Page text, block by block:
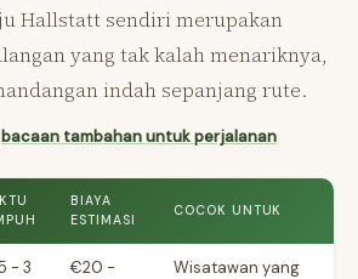
Hallstatt sendiri merupakan
yang tak kalah menariknya,
indah sepanjang rute.
bacaan tambahan untuk perjalanan
BIAYA
ESTIMASI
COCOK UNTUK
- 3
€20 -
Wisatawan yang